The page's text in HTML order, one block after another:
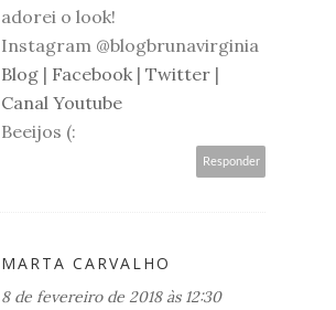
adorei o look!
Instagram @blogbrunavirginia
Blog | Facebook | Twitter |
Canal Youtube
Beeijos (:
Responder
MARTA CARVALHO
8 de fevereiro de 2018 às 12:30